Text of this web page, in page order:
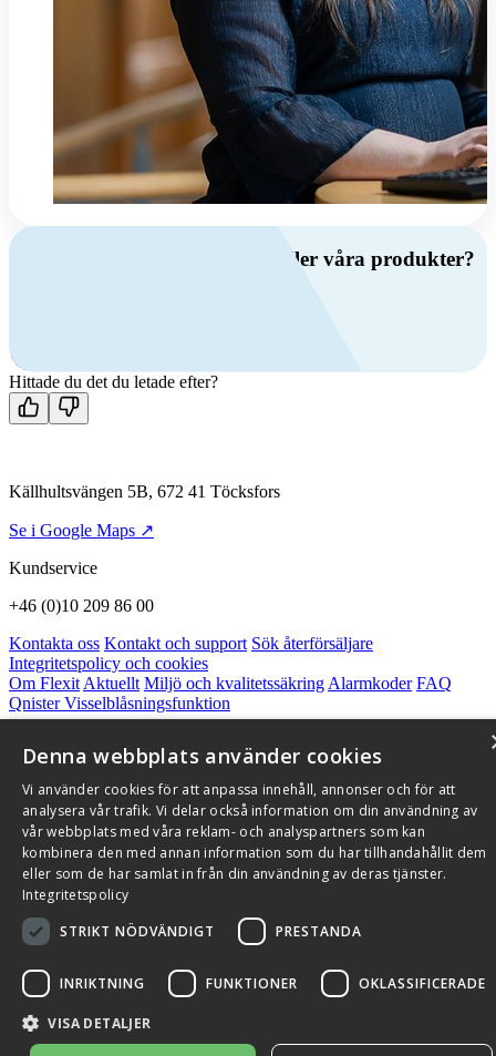
Har du frågor om ventilation eller våra produkter?
Kontakta oss
Hittade du det du letade efter?
Källhultsvängen 5B, 672 41 Töcksfors
Se i Google Maps ↗
Kundservice
+46 (0)10 209 86 00
Kontakta oss Kontakt och support Sök återförsäljare
Integritetspolicy och cookies
Om Flexit Aktuellt Miljö och kvalitetssäkring Alarmkoder FAQ
Qnister Visselblåsningsfunktion
Denna webbplats använder cookies
Vi använder cookies för att anpassa innehåll, annonser och för att
analysera vår trafik. Vi delar också information om din användning av
vår webbplats med våra reklam- och analyspartners som kan
kombinera den med annan information som du har tillhandahållit dem
eller som de har samlat in från din användning av deras tjänster.
Integritetspolicy
STRIKT NÖDVÄNDIGT
PRESTANDA
INRIKTNING FUNKTIONER OKLASSIFICERADE
VISA DETALJER